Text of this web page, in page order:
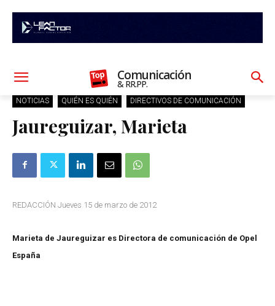
Comunicación
& RR.PP.
NOTICIAS QUIÉN ES QUIÉN DIRECTIVOS DE COMUNICACIÓN
Jaureguizar, Marieta
REDACCIÓN Jueves 15 de marzo de 2012
Marieta de Jaureguizar es Directora de comunicación de Opel
España